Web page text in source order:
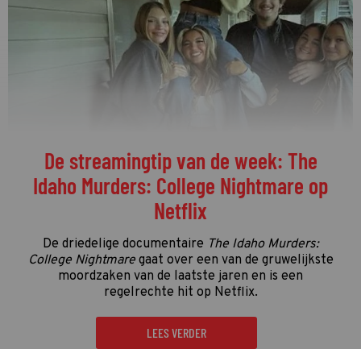
De streamingtip van de week: The
Idaho Murders: College Nightmare op
Netflix
De driedelige documentaire The Idaho Murders:
College Nightmaregaat over een van de gruwelijkste
moordzaken van de laatste jaren en is een
regelrechte hit op Netflix.
LEES VERDER